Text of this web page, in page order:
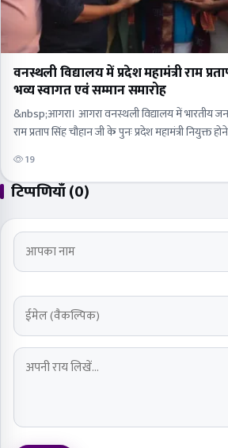
वनस्थली विद्यालय में प्रदेश महामंत्री राम
भव्य स्वागत एवं सम्मान समारोह
&nbsp;आगरा। आगरा वनस्थली विद्यालय में भारतीय जनता
राम प्रताप सिंह चौहान जी के पुनः प्रदेश महामंत्री
19
टिप्पणियाँ (0)